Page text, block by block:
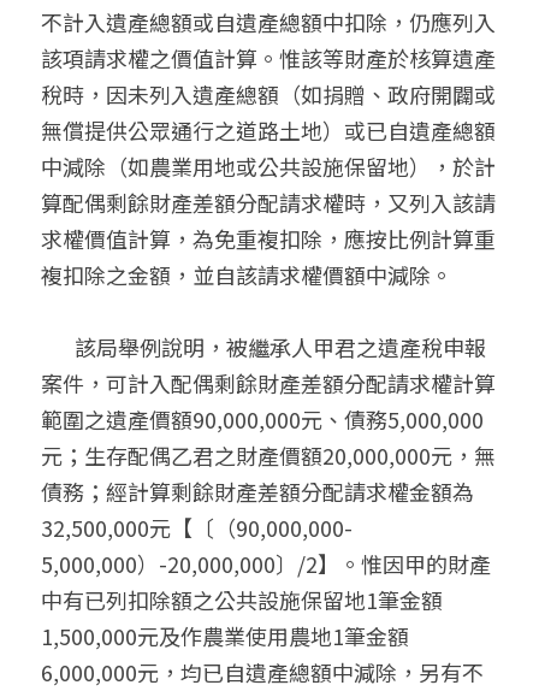
其他專業服務
不計入遺產總額或自遺產總額中扣除，仍應列入
該項請求權之價值計算。惟該等財產於核算遺產
稅時，因未列入遺產總額（如捐贈、政府開闢或
無償提供公眾通行之道路土地）或已自遺產總額
中減除（如農業用地或公共設施保留地），於計
算配偶剩餘財產差額分配請求權時，又列入該請
求權價值計算，為免重複扣除，應按比例計算重
複扣除之金額，並自該請求權價額中減除。
案件，可計入配偶剩餘財產差額分配請求權計算
範圍之遺產價額90,000,000元、債務5,000,000
元；生存配偶乙君之財產價額20,000,000元，無
債務；經計算剩餘財產差額分配請求權金額為
32,500,000元【〔（90,000,000-
5,000,000）-20,000,000〕/2】。惟因甲的財產
中有已列扣除額之公共設施保留地1筆金額
1,500,000元及作農業使用農地1筆金額
6,000,000元，均已自遺產總額中減除，另有不